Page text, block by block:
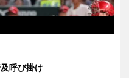
及呼び掛け